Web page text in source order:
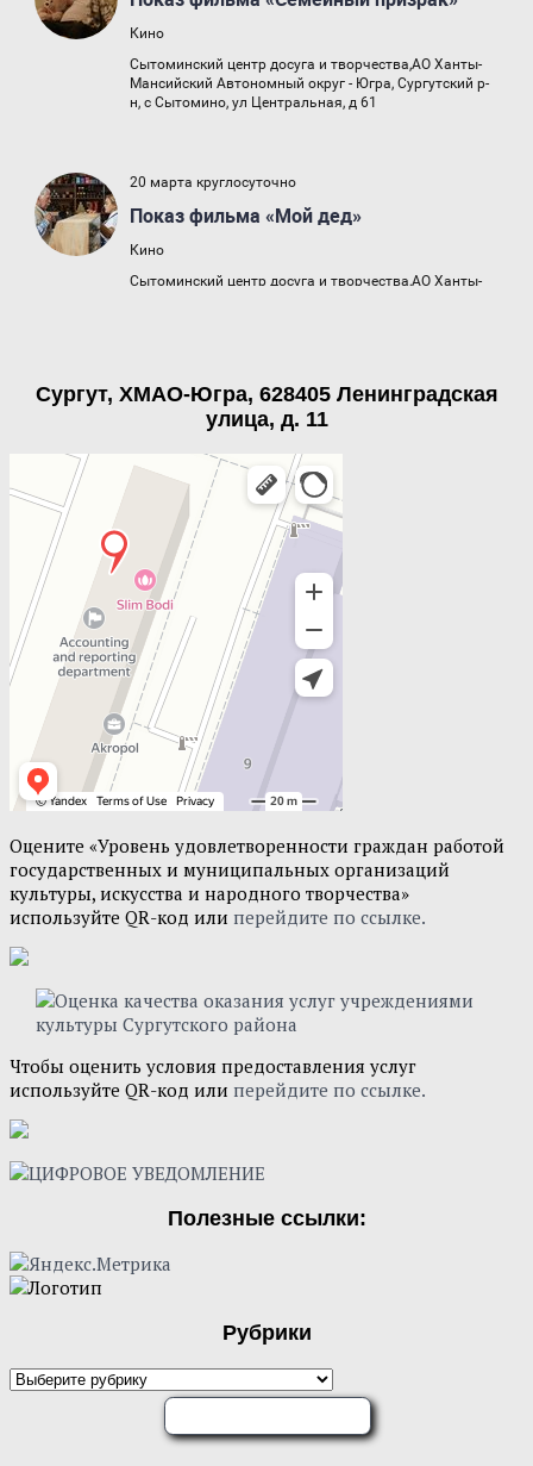
Сургут, ХМАО-Югра, 628405 Ленинградская
улица, д. 11
Оцените «Уровень удовлетворенности граждан работой
государственных и муниципальных организаций
культуры, искусства и народного творчества»
используйте QR-код или перейдите по ссылке.
Чтобы оценить условия предоставления услуг
используйте QR-код или перейдите по ссылке.
Полезные ссылки:
Рубрики
Рубрики